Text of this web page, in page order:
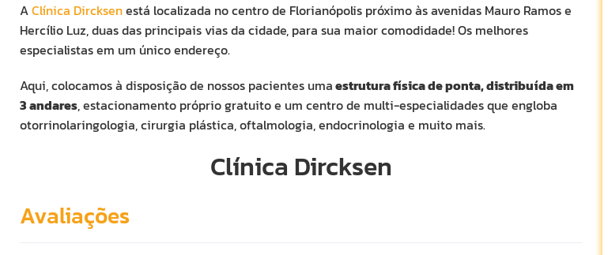
AClínica Dircksenestá localizada no centro de Florianópolis próximo às avenidas Mauro Ramos e
Hercílio Luz, duas das principais vias da cidade, para sua maior comodidade! Os melhores
especialistas em um único endereço.
Aqui, colocamos à disposição de nossos pacientes umaestrutura física de ponta, distribuída em
3 andares, estacionamento próprio gratuito e um centro de multi-especialidades que engloba
otorrinolaringologia, cirurgia plástica, oftalmologia, endocrinologia e muito mais.
Clínica Dircksen
Avaliações